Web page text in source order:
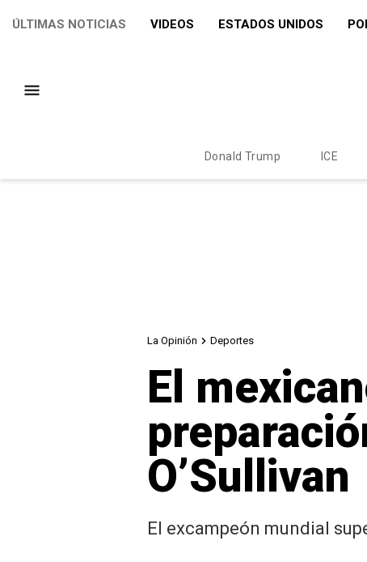
ÚLTIMAS NOTICIAS VIDEOS ESTADOS UNIDOS
Donald Trump ICE
La Opinión Deportes
El
O’Sullivan
El excampeón mundial